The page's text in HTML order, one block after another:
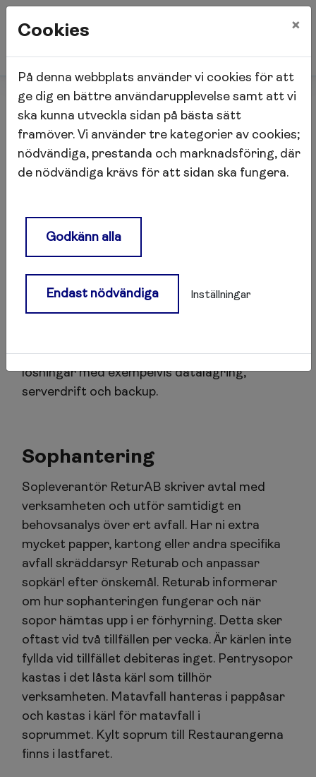
Start
Lokalhyresgäst
Fastighetsinformation
Hägern Större
Hägern Större
Afa Fastigheter och Advania har ett
samarbete som innebär att du som hyresgäst
snabbt och enkelt får tillgång till de
internettjänster som Advania erbjuder. Via
befintlig fiber i fastigheten får du snabbt och
Advanias tjänsteutbud omfattar även IT-
lösningar med exempelvis datalagring,
serverdrift och backup.
Sophantering
Sopleverantör ReturAB skriver avtal med
verksamheten och utför samtidigt en
behovsanalys över ert avfall. Har ni extra
mycket papper, kartong eller andra specifika
avfall skräddarsyr Returab och anpassar
sopkärl efter önskemål. Returab informerar
om hur sophanteringen fungerar och när
sopor hämtas upp i er förhyrning. Detta sker
oftast vid två tillfällen per vecka. Är kärlen inte
fyllda vid tillfället debiteras inget. Pentrysopor
kastas i det låsta kärl som tillhör
verksamheten. Matavfall hanteras i pappåsar
och kastas i kärl för matavfall i
soprummet. Kylt soprum till Restaurangerna
finns i lastfaret.
Cookies ×
På denna webbplats använder vi cookies för att
ge dig en bättre användarupplevelse samt att vi
ska kunna utveckla sidan på bästa sätt
framöver. Vi använder tre kategorier av cookies;
nödvändiga, prestanda och marknadsföring, där
de nödvändiga krävs för att sidan ska fungera.
Godkänn alla
Endast nödvändiga Inställningar